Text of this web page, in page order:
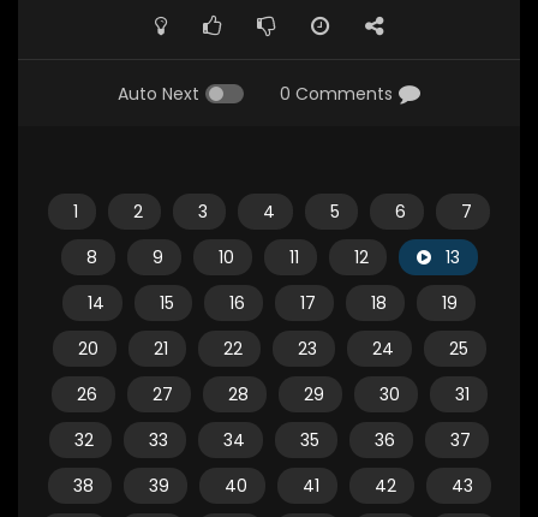
Auto Next 0 Comments
1 2 3 4 5 6
7
8
9 10 11 12
13
14
15 16 17 18
19
20
21 22 23 24
25
26
27 28 29 30
31
32
33 34 35 36
37
38
39 40 41 42
43